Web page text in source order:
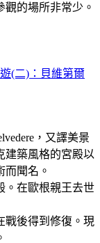
的場所非常少。
(二)：貝維第爾
，又譯美景
建築風格的宮殿以
聞名。
。在歐根親王去世
戰後得到修復。現